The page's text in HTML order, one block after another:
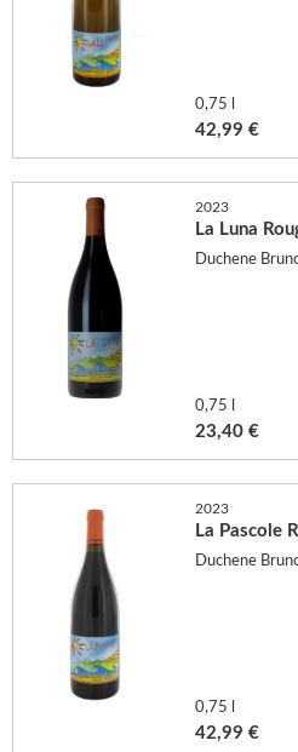
0,75 l
42,99 €
2023
La Luna
Duchene
0,75 l
23,40 €
2023
La Pascole
Duchene
0,75 l
42,99 €